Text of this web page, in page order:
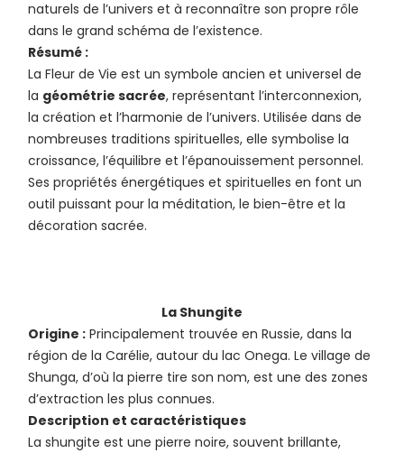
naturels de l’univers et à reconnaître son propre rôle
dans le grand schéma de l’existence.
Résumé :
La Fleur de Vie est un symbole ancien et universel de
la géométrie sacrée, représentant l’interconnexion,
la création et l’harmonie de l’univers. Utilisée dans de
nombreuses traditions spirituelles, elle symbolise la
croissance, l’équilibre et l’épanouissement personnel.
Ses propriétés énergétiques et spirituelles en font un
outil puissant pour la méditation, le bien-être et la
décoration sacrée.
La Shungite
Origine : Principalement trouvée en Russie, dans la
région de la Carélie, autour du lac Onega. Le village de
Shunga, d’où la pierre tire son nom, est une des zones
d’extraction les plus connues.
Description et caractéristiques
La shungite est une pierre noire, souvent brillante,